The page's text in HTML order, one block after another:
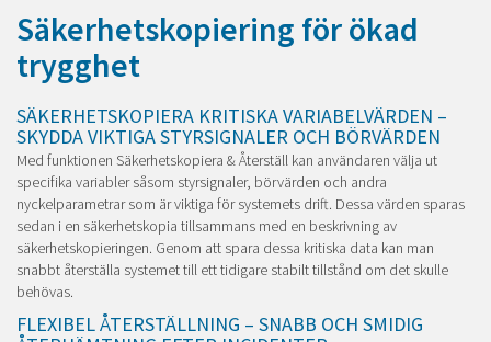
MENY
Säkerhetskopiering för ökad
trygghet
SÄKERHETSKOPIERA KRITISKA VARIABELVÄRDEN –
SKYDDA VIKTIGA STYRSIGNALER OCH BÖRVÄRDEN
Med funktionen Säkerhetskopiera & Återställ kan användaren välja ut
specifika variabler såsom styrsignaler, börvärden och andra
nyckelparametrar som är viktiga för systemets drift. Dessa värden sparas
sedan i en säkerhetskopia tillsammans med en beskrivning av
säkerhetskopieringen. Genom att spara dessa kritiska data kan man
snabbt återställa systemet till ett tidigare stabilt tillstånd om det skulle
behövas.
FLEXIBEL ÅTERSTÄLLNING – SNABB OCH SMIDIG